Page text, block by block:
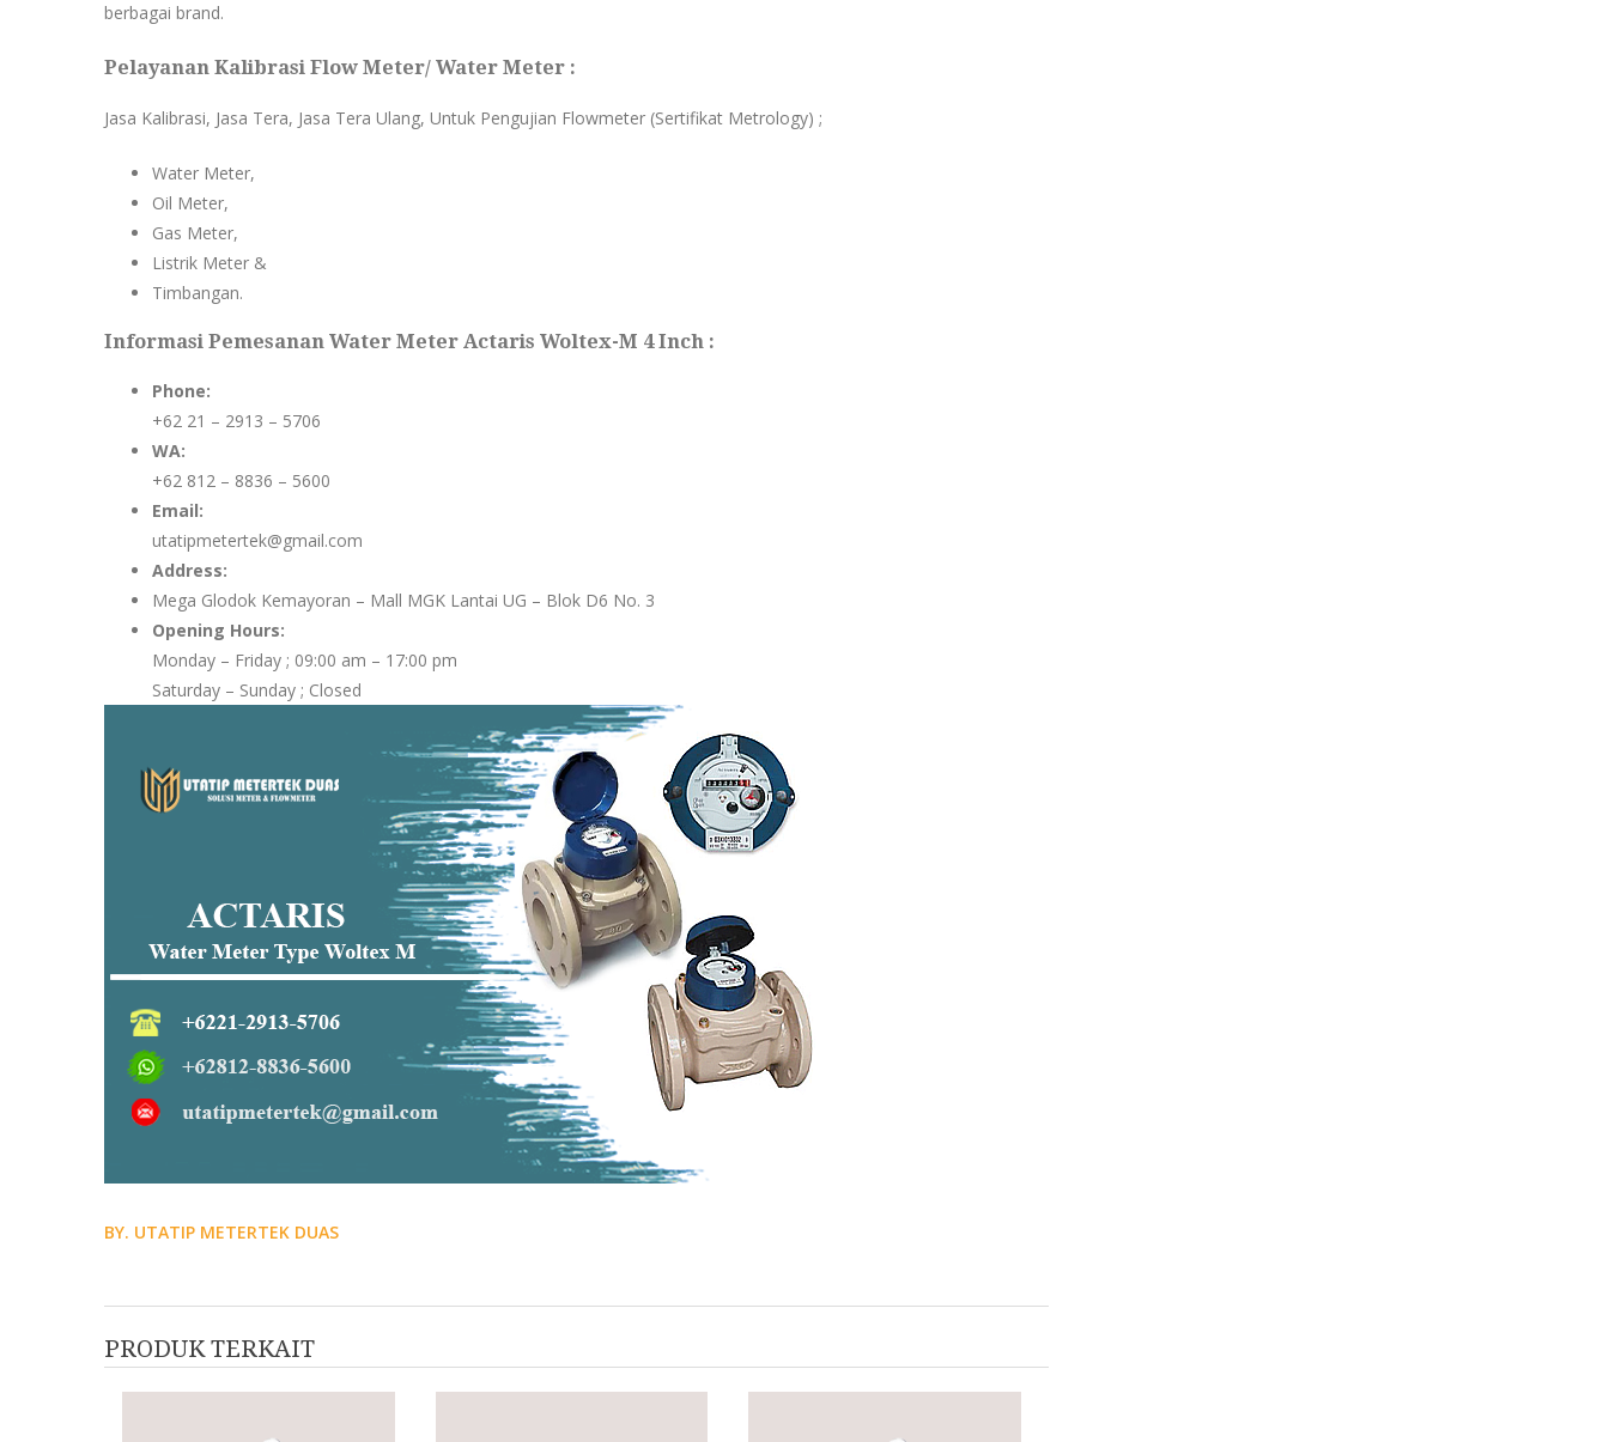
berbagai brand.
Pelayanan Kalibrasi Flow Meter/ Water Meter :
Jasa Kalibrasi, Jasa Tera, Jasa Tera Ulang, Untuk Pengujian Flowmeter (Sertifikat Metrology) ;
Water Meter,
Oil Meter,
Gas Meter,
Listrik Meter &
Timbangan.
Informasi Pemesanan Water Meter Actaris Woltex-M 4 Inch :
Phone:
+62 21 – 2913 – 5706
WA:
+62 812 – 8836 – 5600
Email:
utatipmetertek@gmail.com
Address:
Mega Glodok Kemayoran – Mall MGK Lantai UG – Blok D6 No. 3
Opening Hours:
Monday – Friday ; 09:00 am – 17:00 pm
Saturday – Sunday ; Closed
BY. UTATIP METERTEK DUAS
PRODUK TERKAIT